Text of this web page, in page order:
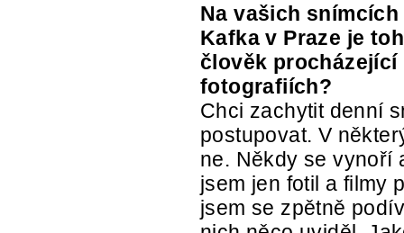
Na vašich
Kafka v Praze je
člověk procházející
fotografiích?
Chci zachytit denní
postupovat. V
ne. Někdy se vynoří
jsem jen fotil a filmy
jsem se zpětně